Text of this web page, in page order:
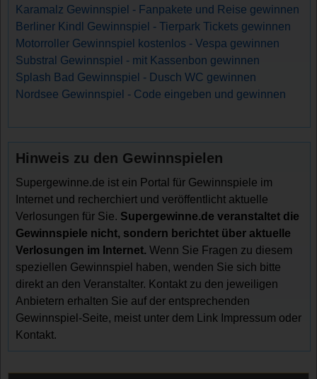
Karamalz Gewinnspiel - Fanpakete und Reise gewinnen
Berliner Kindl Gewinnspiel - Tierpark Tickets gewinnen
Motorroller Gewinnspiel kostenlos - Vespa gewinnen
Substral Gewinnspiel - mit Kassenbon gewinnen
Splash Bad Gewinnspiel - Dusch WC gewinnen
Nordsee Gewinnspiel - Code eingeben und gewinnen
Hinweis zu den Gewinnspielen
Supergewinne.de ist ein Portal für Gewinnspiele im
Internet und recherchiert und veröffentlicht aktuelle
Verlosungen für Sie. Supergewinne.de veranstaltet die
Gewinnspiele nicht, sondern berichtet über aktuelle
Verlosungen im Internet. Wenn Sie Fragen zu diesem
speziellen Gewinnspiel haben, wenden Sie sich bitte
direkt an den Veranstalter. Kontakt zu den jeweiligen
Anbietern erhalten Sie auf der entsprechenden
Gewinnspiel-Seite, meist unter dem Link Impressum oder
Kontakt.